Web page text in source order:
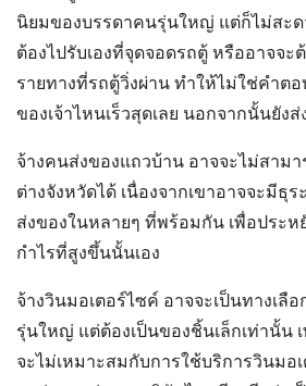
จ้างคนส่งของแถวบ้าน อาจจะไม่สามาร
ต่างจังหวัด
ได้ เนื่องจากเขาอาจจะมีธุ
ส่งของในหลายๆ ที่พร้อมกัน เพื่อประห
กำไรที่สูงขึ้นนั้นเอง
จ้างวินมอเตอร์ไซค์ อาจจะเป็นทางเลื
รุ่นใหญ่ แต่ต้องเป็นของชิ้นเล็กเท่านั้น
จะไม่เหมาะสมกับการใช้บริการวินมอ
หาว่าควร ส่งของบริษัทไหนดี